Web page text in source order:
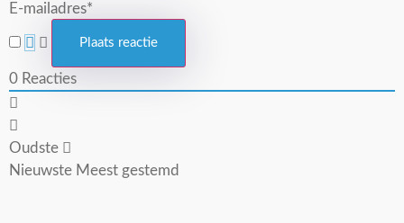
E-mailadres*
0 Reacties
Oudste
Nieuwste Meest gestemd